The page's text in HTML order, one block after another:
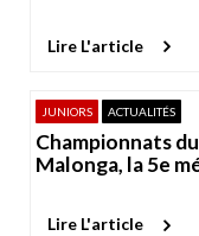
Lire L'article
JUNIORS ACTUALITÉS
Championnats
Malonga, la 5e
Lire L'article